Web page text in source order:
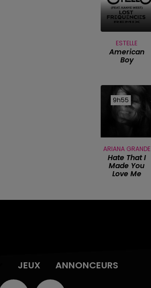
ESTELLE
American
Boy
9h55
9h55
ARIANA GRANDE
Hate That I
Made You
Love Me
JEUX ANNONCEURS